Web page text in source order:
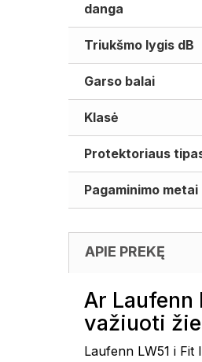
danga
Triukšmo lygis dB
Garso balai
Klasė
Protektoriaus
Pagaminimo metai
APIE PREKĘ
Ar Laufenn
važiuoti
Laufenn LW51 i